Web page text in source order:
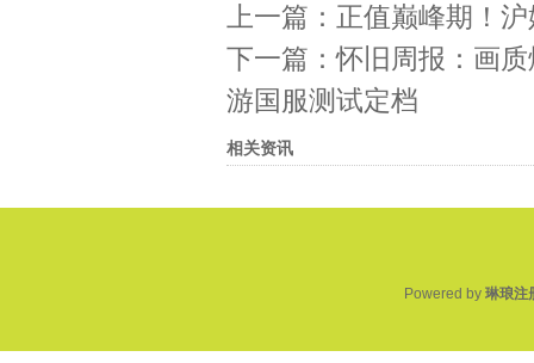
上一篇： 正值巅峰期！
下一篇：怀旧周报：画
游国服测试定档
相关资讯
Powered by 琳琅注